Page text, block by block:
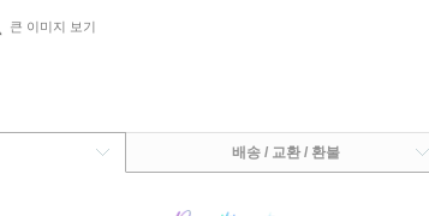
큰 이미지 보기
배송 / 교환 / 환불